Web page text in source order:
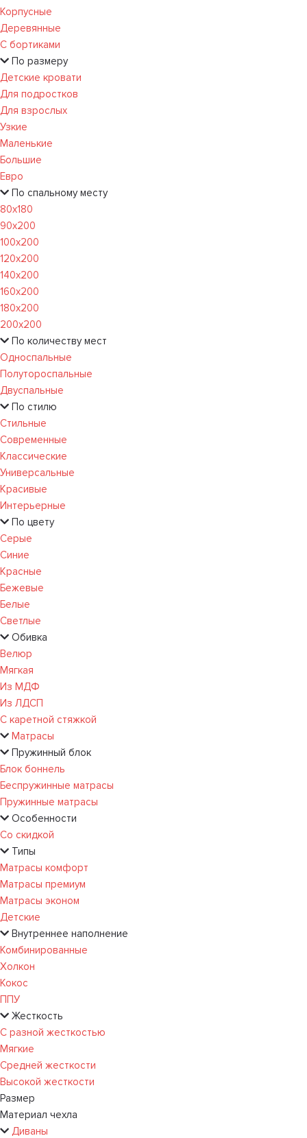
Корпусные
Деревянные
С бортиками
По размеру
Детские кровати
Для подростков
Для взрослых
Узкие
Маленькие
Большие
Евро
По спальному месту
80х180
90х200
100х200
120x200
140х200
160х200
180х200
200х200
По количеству мест
Односпальные
Полутороспальные
Двуспальные
По стилю
Стильные
Современные
Классические
Универсальные
Красивые
Интерьерные
По цвету
Серые
Синие
Красные
Бежевые
Белые
Светлые
Обивка
Велюр
Мягкая
Из МДФ
Из ЛДСП
С каретной стяжкой
Матрасы
Пружинный блок
Блок боннель
Беспружинные матрасы
Пружинные матрасы
Особенности
Со скидкой
Типы
Матрасы комфорт
Матрасы премиум
Матрасы эконом
Детские
Внутреннее наполнение
Комбинированные
Холкон
Кокос
ППУ
Жесткость
С разной жесткостью
Мягкие
Средней жесткости
Высокой жесткости
Размер
Материал чехла
Диваны